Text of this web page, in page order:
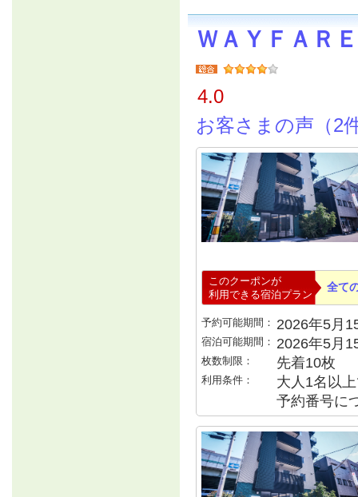
ＷＡＹＦＡＲ
4.0
お客さまの声（2
このクーポンが
利用できる宿泊プラン
全て
予約可能期間： 2026年5月
宿泊可能期間： 2026年5月
枚数制限： 先着10枚
利用条件：
大人1名以
予約番号に